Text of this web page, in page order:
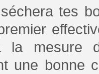
tes
la mesure
une bonne